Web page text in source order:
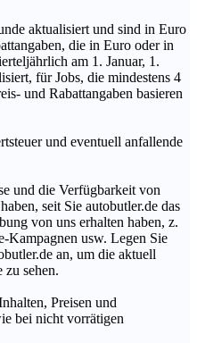
aktualisiert und sind in Euro
die in Euro oder in
am 1. Januar, 1.
für Jobs, die mindestens 4
und Rabattangaben basieren
und eventuell anfallende
und die Verfügbarkeit von
seit Sie autobutler.de das
von uns erhalten haben, z.
usw. Legen Sie
an, um die aktuell
zu sehen.
Preisen und
bei nicht vorrätigen